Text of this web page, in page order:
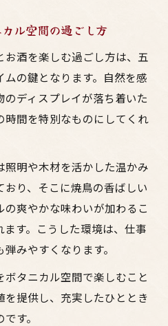
ル空間の過ごし方
酒を楽しむ過ごし方は、五
の鍵となります。自然を感
ディスプレイが落ち着いた
間を特別なものにしてくれ
明や木材を活かした温かみ
り、そこに焼鳥の香ばしい
爽やかな味わいが加わるこ
す。こうした環境は、仕事
みやすくなります。
タニカル空間で楽しむこと
提供し、充実したひととき
す。